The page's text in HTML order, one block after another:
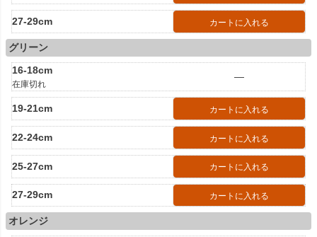
27-29cm カートに入れる
グリーン
16-18cm
在庫切れ
—
19-21cm カートに入れる
22-24cm カートに入れる
25-27cm カートに入れる
27-29cm カートに入れる
オレンジ